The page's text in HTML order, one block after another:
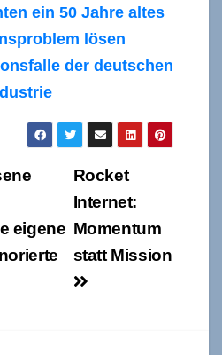
ein 50 Jahre altes
lösen
der deutschen
Rocket
Internet:
Momentum
statt Mission
eigene